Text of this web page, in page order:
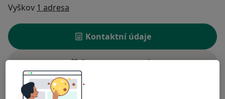
Vyškov 1 adresa
Kontaktní údaje
Rezervovat termín